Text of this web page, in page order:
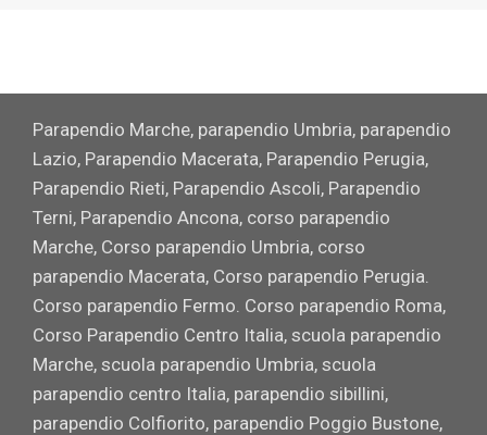
Parapendio Marche, parapendio Umbria, parapendio
Lazio, Parapendio Macerata, Parapendio Perugia,
Parapendio Rieti, Parapendio Ascoli, Parapendio
Terni, Parapendio Ancona, corso parapendio
Marche, Corso parapendio Umbria, corso
parapendio Macerata, Corso parapendio Perugia.
Corso parapendio Fermo. Corso parapendio Roma,
Corso Parapendio Centro Italia, scuola parapendio
Marche, scuola parapendio Umbria, scuola
parapendio centro Italia, parapendio sibillini,
parapendio Colfiorito, parapendio Poggio Bustone,